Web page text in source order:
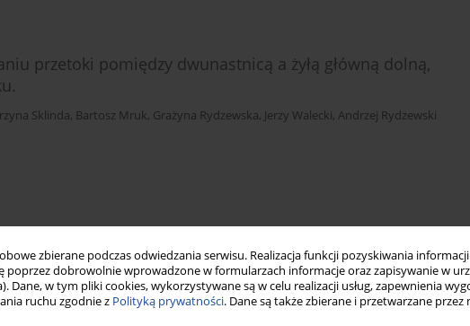
zbierane podczas odwiedzania serwisu. Realizacja funkcji pozyskiwania
poprzez dobrowolnie wprowadzone w formularzach informacje oraz zapisywanie w
Dane, w tym pliki cookies, wykorzystywane są w celu realizacji usług, zapewnienia
ruchu zgodnie z Polityką prywatności. Dane są także zbierane i przetwarzane przez
przetoki pomiędzy dwunastnicą a żyłą główną dolną,
Sklinda, Bartosz Mruk, Grażyna Rydzewska, Jerzy Walecki, Andrzej Rydzewski